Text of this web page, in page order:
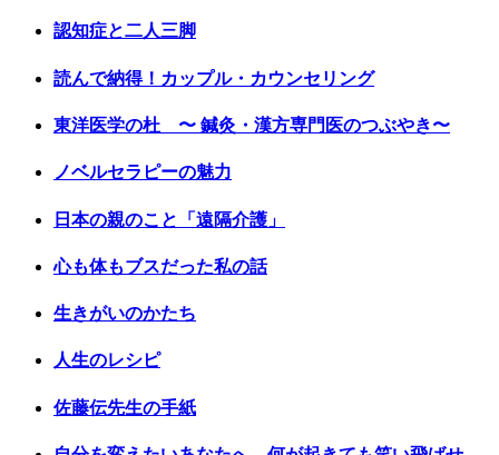
認知症と二人三脚
読んで納得！カップル・カウンセリング
東洋医学の杜 〜 鍼灸・漢方専門医のつぶやき〜
ノベルセラピーの魅力
日本の親のこと「遠隔介護」
心も体もブスだった私の話
生きがいのかたち
人生のレシピ
佐藤伝先生の手紙